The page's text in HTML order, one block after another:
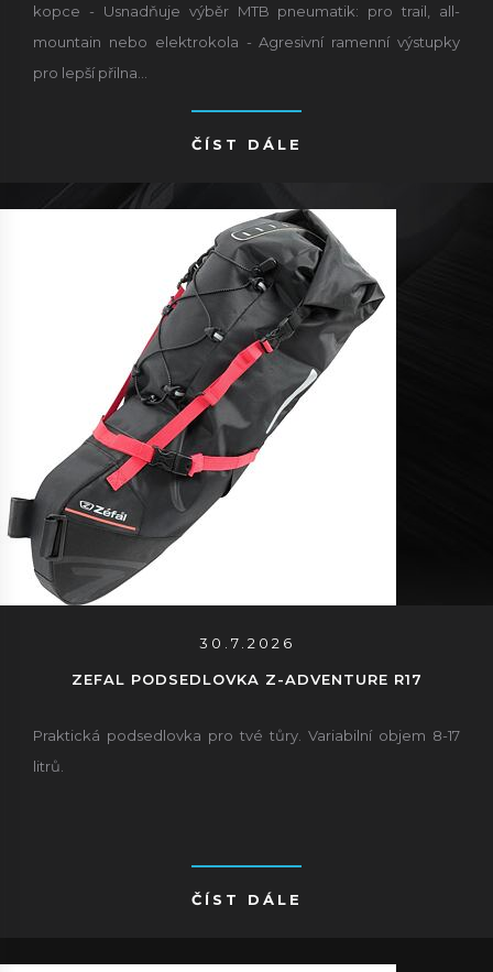
kopce - Usnadňuje výběr MTB pneumatik: pro trail, all-
mountain nebo elektrokola - Agresivní ramenní výstupky
pro lepší přilna...
ČÍST DÁLE
30.7.2026
ZEFAL PODSEDLOVKA Z-ADVENTURE R17
Praktická podsedlovka pro tvé tůry. Variabilní objem 8-17
litrů.
ČÍST DÁLE